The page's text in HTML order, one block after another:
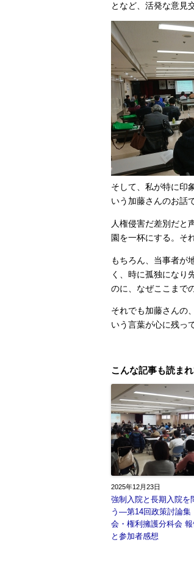
となど、活発な意見
そして、私が特に印
いう加藤さんのお話
人権侵害だ差別だと
園を一杯にする。そ
もちろん、当事者が
く、時に孤独になり
のに、なぜここまで
それでも加藤さんの
いう言葉が心に残っ
こんな記事も読ま
2025年12月23日
強制入院と長期入院を
う―第14回政策討論集
会・権利擁護分科会
と参加者感想